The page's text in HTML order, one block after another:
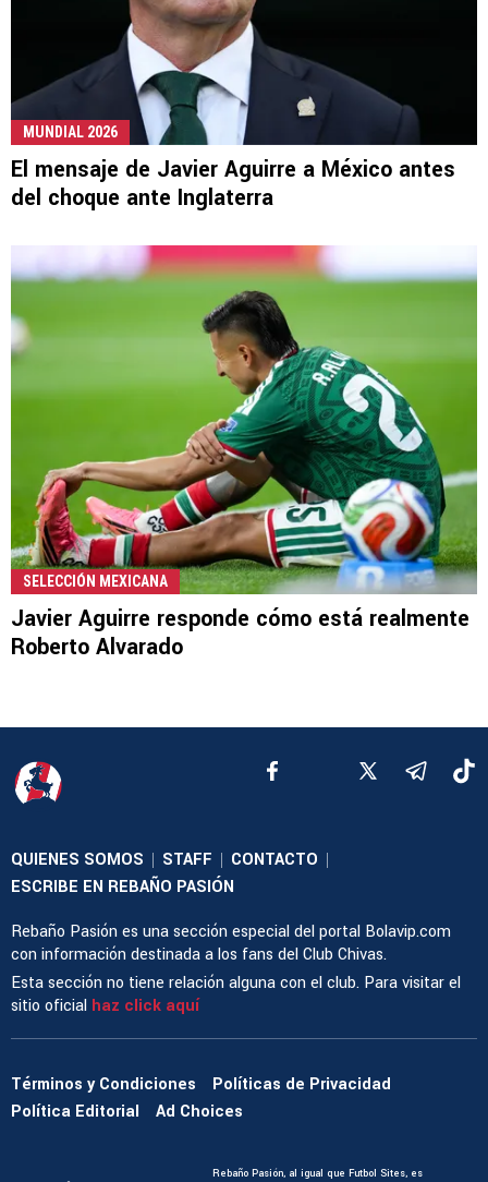
MUNDIAL 2026
El mensaje de Javier Aguirre a México antes
del choque ante Inglaterra
SELECCIÓN MEXICANA
Javier Aguirre responde cómo está realmente
Roberto Alvarado
QUIENES SOMOS STAFF CONTACTO
ESCRIBE EN REBAÑO PASIÓN
Rebaño Pasión es una sección especial del portal Bolavip.com
con información destinada a los fans del Club Chivas.
Esta sección no tiene relación alguna con el club. Para visitar el
sitio oficial haz click aquí
Términos y Condiciones
Políticas de Privacidad
Política Editorial
Ad Choices
Rebaño Pasión, al igual que Futbol Sites, es